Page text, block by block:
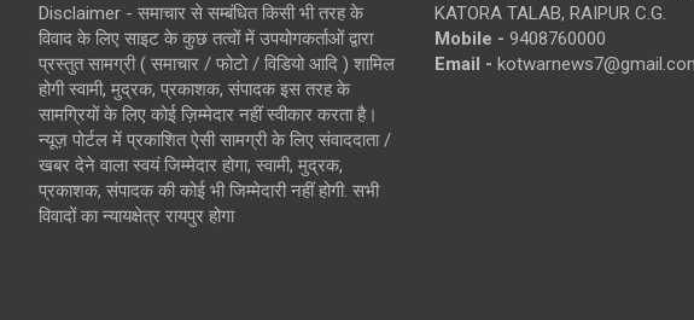
Disclaimer - समाचार से सम्बंधित किसी भी तरह के
विवाद के लिए साइट के कुछ तत्वों में उपयोगकर्ताओं द्वारा
प्रस्तुत सामग्री ( समाचार / फोटो / विडियो आदि ) शामिल
होगी स्वामी, मुद्रक, प्रकाशक, संपादक इस तरह के
सामग्रियों के लिए कोई ज़िम्मेदार नहीं स्वीकार करता है।
न्यूज़ पोर्टल में प्रकाशित ऐसी सामग्री के लिए संवाददाता /
खबर देने वाला स्वयं जिम्मेदार होगा, स्वामी, मुद्रक,
प्रकाशक, संपादक की कोई भी जिम्मेदारी नहीं होगी. सभी
विवादों का न्यायक्षेत्र रायपुर होगा
KATORA TALAB, RAIPUR C.G.
Mobile - 9408760000
Email -